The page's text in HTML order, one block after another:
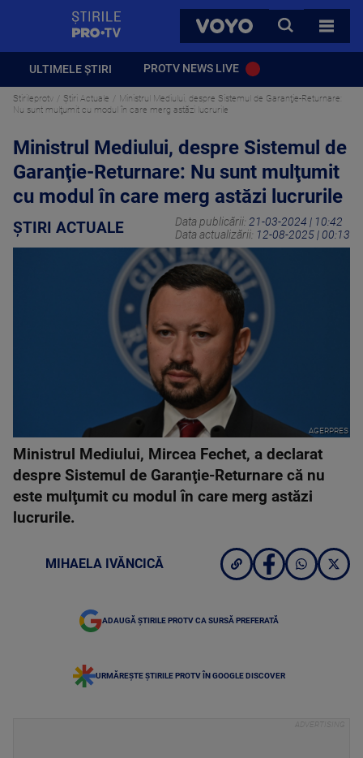
VOYO
CAUTA
TOATE
ULTIMELE ȘTIRI PROTV NEWS LIVE
Stirileprotv Știri Actuale
Ministrul Mediului, despre Sistemul de Garanţie-Returnare:
Nu sunt mulţumit cu modul în care merg astăzi lucrurile
Ministrul Mediului, despre Sistemul de
Garanţie-Returnare: Nu sunt mulţumit
cu modul în care merg astăzi lucrurile
ȘTIRI ACTUALE Data publicării: 21-03-2024 | 10:42
Data actualizării: 12-08-2025 | 00:13
AGERPRES
Ministrul Mediului, Mircea Fechet, a declarat
despre Sistemul de Garanţie-Returnare că nu
este mulţumit cu modul în care merg astăzi
lucrurile.
MIHAELA IVĂNCICĂ
ADAUGĂ ȘTIRILE PROTV CA SURSĂ PREFERATĂ
URMĂREȘTE ȘTIRILE PROTV ÎN GOOGLE DISCOVER